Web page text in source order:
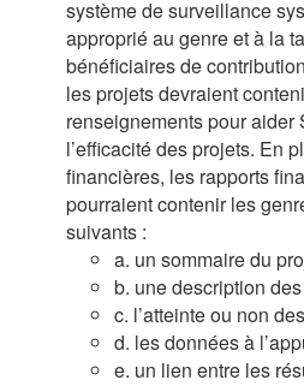
système de surveillance
approprié au genre et à la
bénéficiaires de
les projets devraient
renseignements pour
l’efficacité des projets. En
financières, les rapports
pourraient contenir les
suivants :
a. un sommaire du
b. une description
c. l’atteinte ou non
d. les données à
e. un lien entre les